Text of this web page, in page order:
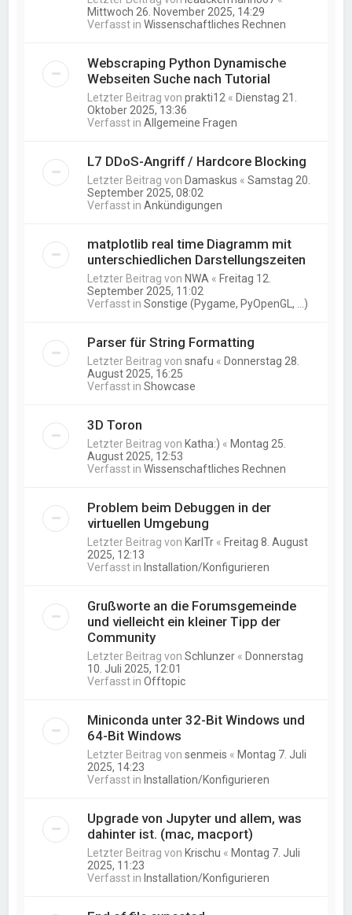
Mittwoch 26. November 2025, 14:29
Verfasst inWissenschaftliches Rechnen
Webscraping Python Dynamische
Webseiten Suche nach Tutorial
Letzter Beitrag vonprakti12 « Dienstag 21.
Oktober 2025, 13:36
Verfasst inAllgemeine Fragen
L7 DDoS-Angriff / Hardcore Blocking
Letzter Beitrag von Damaskus «Samstag 20.
September 2025, 08:02
Verfasst inAnkündigungen
matplotlib real time Diagramm mit
unterschiedlichen Darstellungszeiten
Letzter Beitrag von NWA « Freitag 12.
September 2025, 11:02
Verfasst inSonstige (Pygame, PyOpenGL, ...)
Parser für String Formatting
Letzter Beitrag vonsnafu « Donnerstag 28.
August 2025, 16:25
Verfasst inShowcase
3D Toron
Letzter Beitrag von Katha:) « Montag 25.
August 2025, 12:53
Verfasst inWissenschaftliches Rechnen
Problem beim Debuggen in der
virtuellen Umgebung
Letzter Beitrag von KarlTr « Freitag 8. August
2025, 12:13
Verfasst in Installation/Konfigurieren
Grußworte an die Forumsgemeinde
und vielleicht ein kleiner Tipp der
Community
Letzter Beitrag vonSchlunzer « Donnerstag
10. Juli 2025, 12:01
Verfasst inOfftopic
Miniconda unter 32-Bit Windows und
64-Bit Windows
Letzter Beitrag vonsenmeis « Montag 7. Juli
2025, 14:23
Verfasst in Installation/Konfigurieren
Upgrade von Jupyter und allem, was
dahinter ist. (mac, macport)
Letzter Beitrag von Krischu « Montag 7. Juli
2025, 11:23
Verfasst in Installation/Konfigurieren